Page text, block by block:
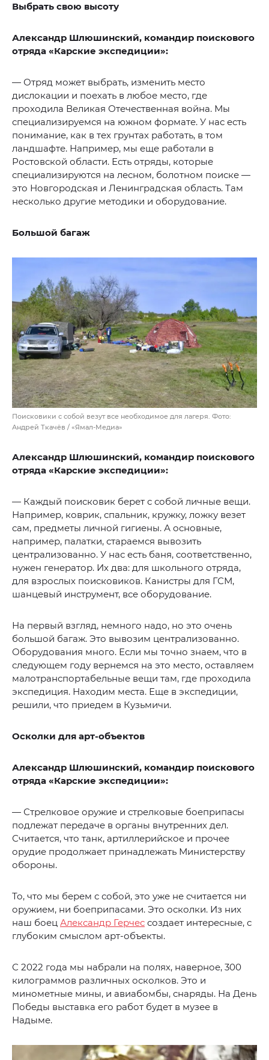
Выбрать свою высоту
Александр Шлюшинский, командир поискового
отряда «Карские экспедиции»:
— Отряд может выбрать, изменить место
дислокации и поехать в любое место, где
проходила Великая Отечественная война. Мы
специализируемся на южном формате. У нас есть
понимание, как в тех грунтах работать, в том
ландшафте. Например, мы еще работали в
Ростовской области. Есть отряды, которые
специализируются на лесном, болотном поиске —
это Новгородская и Ленинградская область. Там
несколько другие методики и оборудование.
Большой багаж
Поисковики с собой везут все необходимое для лагеря. Фото:
Андрей Ткачёв / «Ямал-Медиа»
Александр Шлюшинский, командир поискового
отряда «Карские экспедиции»:
— Каждый поисковик берет с собой личные вещи.
Например, коврик, спальник, кружку, ложку везет
сам, предметы личной гигиены. А основные,
например, палатки, стараемся вывозить
централизованно. У нас есть баня, соответственно,
нужен генератор. Их два: для школьного отряда,
для взрослых поисковиков. Канистры для ГСМ,
шанцевый инструмент, все оборудование.
На первый взгляд, немного надо, но это очень
большой багаж. Это вывозим централизованно.
Оборудования много. Если мы точно знаем, что в
следующем году вернемся на это место, оставляем
малотранспортабельные вещи там, где проходила
экспедиция. Находим места. Еще в экспедиции,
решили, что приедем в Кузьмичи.
Осколки для арт-объектов
Александр Шлюшинский, командир поискового
отряда «Карские экспедиции»:
— Стрелковое оружие и стрелковые боеприпасы
подлежат передаче в органы внутренних дел.
Считается, что танк, артиллерийское и прочее
орудие продолжает принадлежать Министерству
обороны.
То, что мы берем с собой, это уже не считается ни
оружием, ни боеприпасами. Это осколки. Из них
наш боец Александр Герчес создает интересные, с
глубоким смыслом арт-объекты.
С 2022 года мы набрали на полях, наверное, 300
килограммов различных осколков. Это и
минометные мины, и авиабомбы, снаряды. На День
Победы выставка его работ будет в музее в
Надыме.